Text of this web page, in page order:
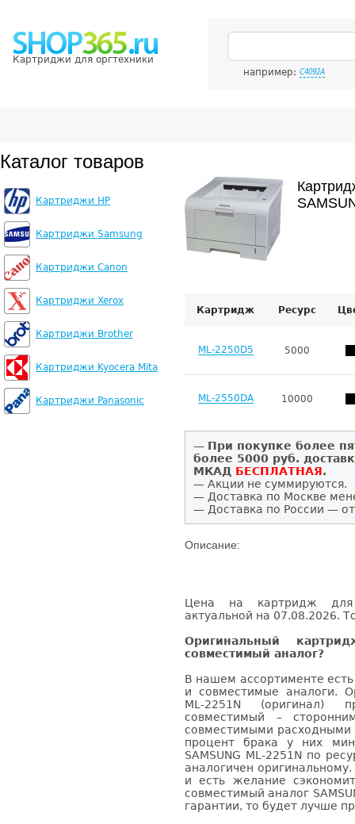
Картриджи для оргтехники
например: C4092A
Каталог товаров
Картриджи HP
Картриджи Samsung
Картриджи Canon
Картриджи Xerox
Картриджи Brother
Картриджи Kyocera Mita
Картриджи Panasonic
Картридж Ресурс
ML-2250D5 5000
ML-2550DA 10000
— При покупке более
более 5000 руб.
МКАД БЕСПЛАТНАЯ.
— Акции не суммируются.
— Доставка по Москве
— Доставка по России —
Описание:
Цена на картридж для
актуальной на 07.08.2026.
Оригинальный
совместимый аналог?
В нашем ассортименте
и совместимые аналоги.
ML-2251N (оригинал)
совместимый –
совместимыми расходными
процент брака у них
SAMSUNG ML-2251N по
аналогичен
и есть желание
совместимый аналог
гарантии, то будет лучше